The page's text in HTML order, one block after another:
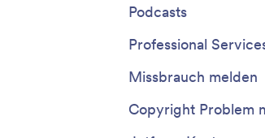
Podcasts
Professional
Missbrauch melden
Copyright Problem